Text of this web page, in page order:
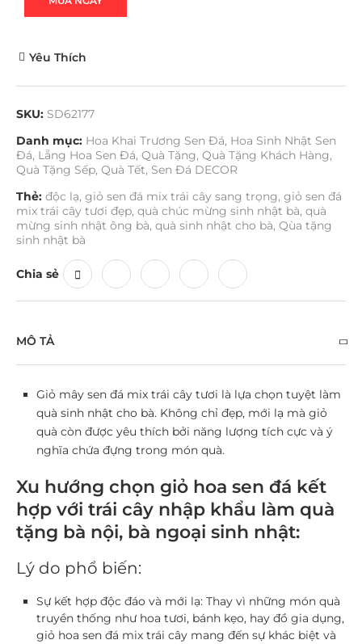
Yêu Thích
SKU: SD62177
Danh mục: Hoa Khai Trương Sen Đá, Hoa Sinh Nhật Sen
Đá, Lẵng Hoa Sen Đá, Quà Tặng, Quà Tặng Khách Hàng,
Quà Tặng Sếp, Quà Tết, Sen Đá DECOR
Thẻ: độc lạ, giỏ sen đá mix trái cây sang trọng, giỏ sen đá
mix trái cây tươi đẹp, quà chúc mừng sinh nhật bà, quà
mừng sinh nhật ông bà, quà sinh nhật cho bà, Qùa tặng
sinh nhật bà
Chia sẻ
MÔ TẢ
Giỏ mây sen đá mix trái cây tươi là lựa chọn tuyệt làm
quà sinh nhật cho bà. Không chỉ đẹp, mới lạ mà giỏ
quà còn được yêu thích bởi năng lượng tích cực và ý
nghĩa chứa đựng trong món quà.
Xu hướng chọn giỏ hoa sen đá kết
hợp với trái cây nhập khẩu làm quà
tặng bà nội, bà ngoại sinh nhật:
Lý do phổ biến:
Sự kết hợp độc đáo và mới lạ: Thay vì những món quà
truyền thống như hoa tươi, bánh kẹo, hay đồ gia dụng,
giỏ hoa sen đá mix trái cây mang đến sự khác biệt và